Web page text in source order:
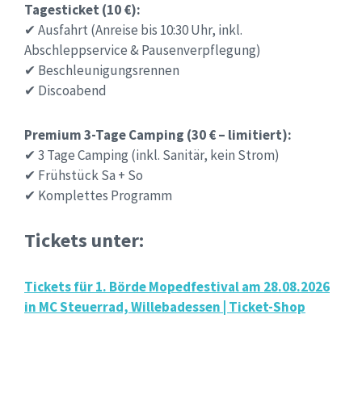
Tagesticket (10 €):
✔ Ausfahrt (Anreise bis 10:30 Uhr, inkl.
Abschleppservice & Pausenverpflegung)
✔ Beschleunigungsrennen
✔ Discoabend
Premium 3-Tage Camping (30 € – limitiert):
✔ 3 Tage Camping (inkl. Sanitär, kein Strom)
✔ Frühstück Sa + So
✔ Komplettes Programm
Tickets unter:
Tickets für 1. Börde Mopedfestival am 28.08.2026
in MC Steuerrad, Willebadessen | Ticket-Shop